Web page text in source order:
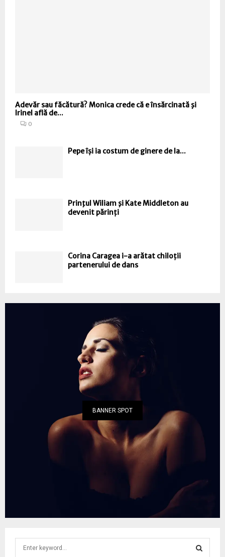
Adevăr sau făcătură? Monica crede că e însărcinată şi
Irinel află de...
0
Pepe își ia costum de ginere de la...
Prinţul Wiliam şi Kate Middleton au
devenit părinți
Corina Caragea i-a arătat chiloții
partenerului de dans
BANNER SPOT